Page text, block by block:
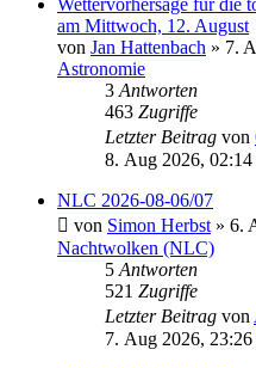
Wettervorhersage für die
am Mittwoch, 12. August
von Jan Hattenbach » 7.
Astronomie
3 Antworten
463 Zugriffe
Letzter Beitrag von
8. Aug 2026, 02:14
NLC 2026-08-06/07
von Simon Herbst » 6.
Nachtwolken (NLC)
5 Antworten
521 Zugriffe
Letzter Beitrag von
7. Aug 2026, 23:26